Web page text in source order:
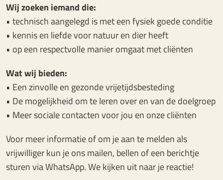
Wij zoeken iemand die:
• technisch aangelegd is met een fysiek goede conditie
• kennis en liefde voor natuur en dier heeft
• op een respectvolle manier omgaat met cliënten
Wat wij bieden:
• Een zinvolle en gezonde vrijetijdsbesteding
• De mogelijkheid om te leren over en van de doelgroep
• Meer sociale contacten voor jou en onze cliënten
Voor meer informatie of om je aan te melden als
vrijwilliger kun je ons mailen, bellen of een berichtje
sturen via WhatsApp. We kijken uit naar je reactie!